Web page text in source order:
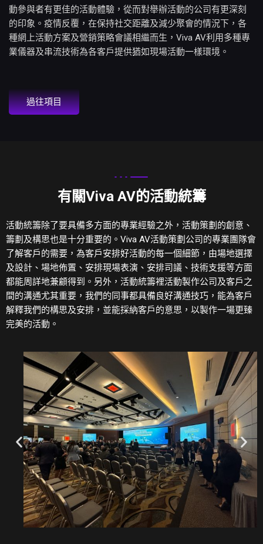
動參與者有更佳的活動體驗，從而對舉辦活動的公司有更深刻
的印象。疫情反覆，在保持社交距離及減少聚會的情況下，各
種網上活動方案及營銷策略會議相繼而生，Viva AV利用多種專
業儀器及串流技術為各客戶提供猶如現場活動一樣環境。
過往項目
有關Viva AV的活動統籌
活動統籌除了要具備多方面的專業經驗之外，活動策劃的創意、
籌劃及構思也是十分重要的。Viva AV活動策劃公司的專業團隊會
了解客戶的需要，為客戶安排好活動的每一個細節，由場地選擇
及設計、場地佈置、安排現場表演、安排司議、技術支援等方面
都能周詳地兼顧得到。另外，活動統籌裡活動製作公司及客戶之
間的溝通尤其重要，我們的同事都具備良好溝通技巧，能為客戶
解釋我們的構思及安排，並能採納客戶的意思，以製作一場更臻
完美的活動。